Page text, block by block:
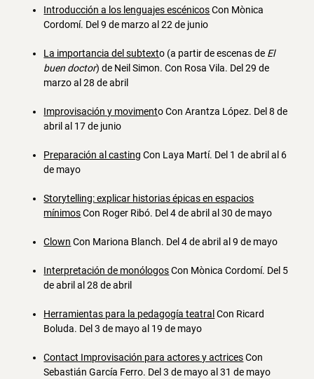
Introducción a los lenguajes escénicosCon Mònica
Cordomí. Del 9 de marzo al 22 de junio
La importancia del subtexto (a partir de escenas de El
buen doctor) de Neil Simon. Con Rosa Vila. Del 29 de
marzo al 28 de abril
Improvisación y movimento Con Arantza López. Del 8 de
abril al 17 de junio
Preparación al casting Con Laya Martí. Del 1 de abril al 6
de mayo
Storytelling: explicar historias épicas en espacios
mínimosCon Roger Ribó. Del 4 de abril al 30 de mayo
Clown Con Mariona Blanch. Del 4 de abril al 9 de mayo
Interpretación de monólogosCon Mònica Cordomí. Del 5
de abril al 28 de abril
Herramientas para la pedagogía teatral Con Ricard
Boluda. Del 3 de mayo al 19 de mayo
Contact Improvisación para actores y actricesCon
Sebastián García Ferro. Del 3 de mayo al 31 de mayo